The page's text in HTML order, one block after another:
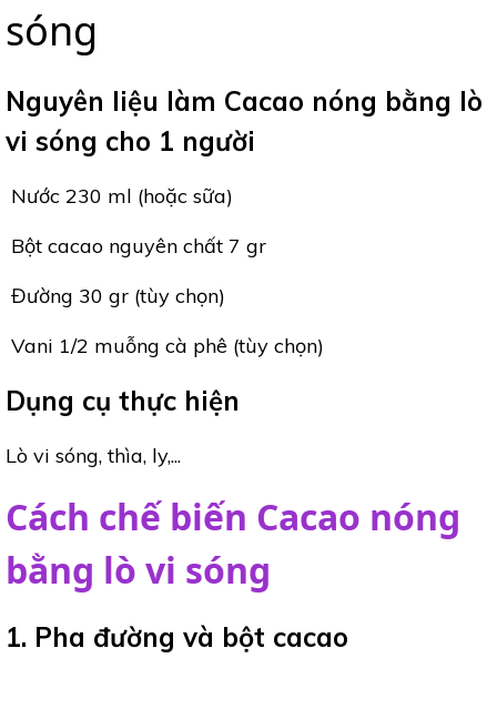
sóng
Nguyên liệu làm Cacao nóng bằng lò
vi sóng cho 1 người
Nước 230 ml (hoặc sữa)
Bột cacao nguyên chất 7 gr
Đường 30 gr (tùy chọn)
Vani 1/2 muỗng cà phê (tùy chọn)
Dụng cụ thực hiện
Lò vi sóng, thìa, ly,...
Cách chế biến Cacao nóng
bằng lò vi sóng
1. Pha đường và bột cacao